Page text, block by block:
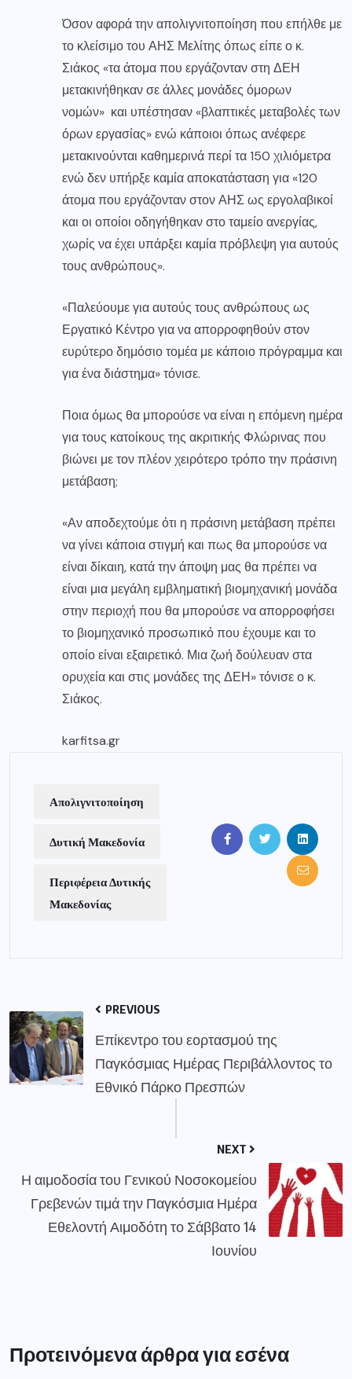
Όσον αφορά την απολιγνιτοποίηση που επήλθε με
το κλείσιμο του ΑΗΣ Μελίτης όπως είπε ο κ.
Σιάκος «τα άτομα που εργάζονταν στη ΔΕΗ
μετακινήθηκαν σε άλλες μονάδες όμορων
νομών» και υπέστησαν «βλαπτικές μεταβολές των
όρων εργασίας» ενώ κάποιοι όπως ανέφερε
μετακινούνται καθημερινά περί τα 150 χιλιόμετρα
ενώ δεν υπήρξε καμία αποκατάσταση για «120
άτομα που εργάζονταν στον ΑΗΣ ως εργολαβικοί
και οι οποίοι οδηγήθηκαν στο ταμείο ανεργίας,
χωρίς να έχει υπάρξει καμία πρόβλεψη για αυτούς
τους ανθρώπους».
«Παλεύουμε για αυτούς τους ανθρώπους ως
Εργατικό Κέντρο για να απορροφηθούν στον
ευρύτερο δημόσιο τομέα με κάποιο πρόγραμμα και
για ένα διάστημα» τόνισε.
Ποια όμως θα μπορούσε να είναι η επόμενη ημέρα
για τους κατοίκους της ακριτικής Φλώρινας που
βιώνει με τον πλέον χειρότερο τρόπο την πράσινη
μετάβαση;
«Αν αποδεχτούμε ότι η πράσινη μετάβαση πρέπει
να γίνει κάποια στιγμή και πως θα μπορούσε να
είναι δίκαιη, κατά την άποψη μας θα πρέπει να
είναι μια μεγάλη εμβληματική βιομηχανική μονάδα
στην περιοχή που θα μπορούσε να απορροφήσει
το βιομηχανικό προσωπικό που έχουμε και το
οποίο είναι εξαιρετικό. Μια ζωή δούλευαν στα
ορυχεία και στις μονάδες της ΔΕΗ» τόνισε ο κ.
Σιάκος.
karfitsa.gr
Απολιγνιτοποίηση
Δυτική Μακεδονία
Περιφέρεια Δυτικής
Μακεδονίας
PREVIOUS
Επίκεντρο του εορτασμού της
Παγκόσμιας Ημέρας Περιβάλλοντος το
Εθνικό Πάρκο Πρεσπών
NEXT
Η αιμοδοσία του Γενικού Νοσοκομείου
Γρεβενών τιμά την Παγκόσμια Ημέρα
Εθελοντή Αιμοδότη το Σάββατο 14
Ιουνίου
Προτεινόμενα άρθρα για εσένα